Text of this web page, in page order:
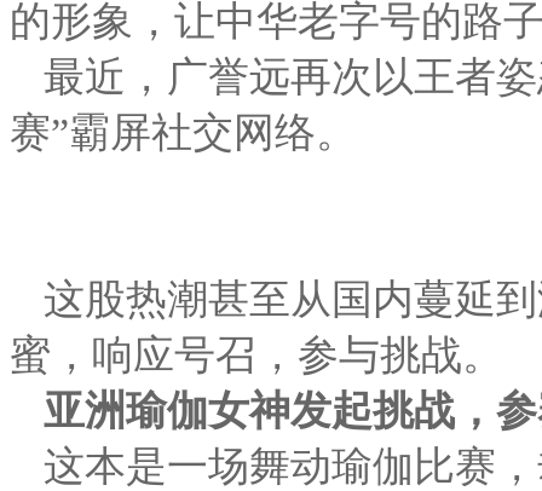
的形象，让中华老字号的路
最近，广誉远再次以王者
赛”霸屏社交网络。
这股热潮甚至从国内蔓延
蜜，响应号召，参与挑战。
亚洲瑜伽女神发起挑战，
这本是一场舞动瑜伽比赛